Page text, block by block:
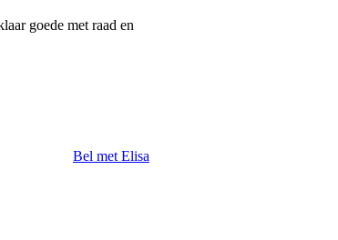
goede met raad en
Bel met Elisa